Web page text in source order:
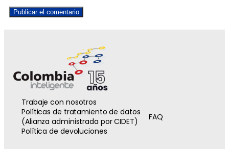
Trabaje con nosotros
Políticas de tratamiento de datos
(Alianza administrada por CIDET)
FAQ
Política de devoluciones